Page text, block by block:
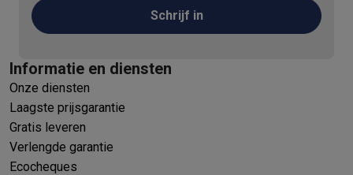
Schrijf in
Informatie en diensten
Onze diensten
Laagste prijsgarantie
Gratis leveren
Verlengde garantie
Ecocheques